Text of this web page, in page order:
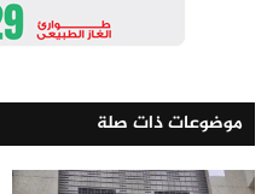
موضوعات ذات صلة